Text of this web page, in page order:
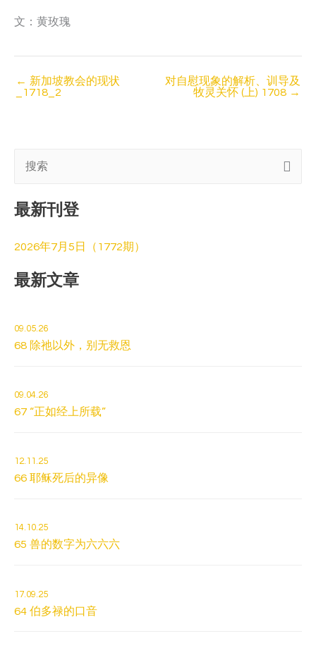
文：黄玫瑰
← 新加坡教会的现状
_1718_2
对自慰现象的解析、训导及
牧灵关怀 (上) 1708 →
:最新刊登
2026年7月5日（1772期）
最新文章
09.05.26
68 除祂以外，别无救恩
09.04.26
67 “正如经上所载”
12.11.25
66 耶稣死后的异像
14.10.25
65 兽的数字为六六六
17.09.25
64 伯多禄的口音